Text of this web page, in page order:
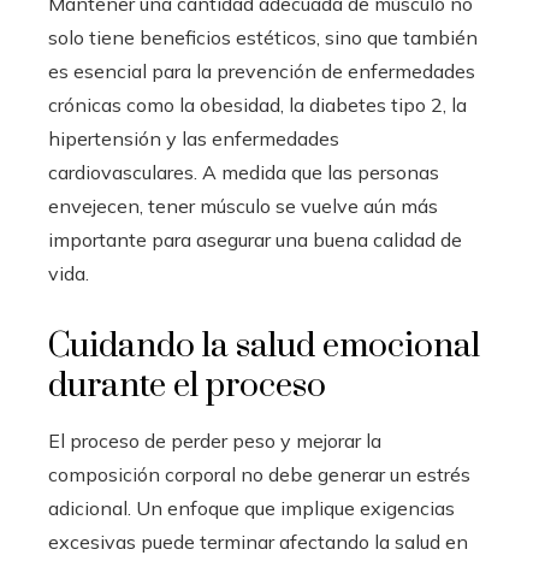
solo tiene beneficios estéticos, sino que también
es esencial para la prevención de enfermedades
crónicas como la obesidad, la diabetes tipo 2, la
hipertensión y las enfermedades
cardiovasculares. A medida que las personas
envejecen, tener músculo se vuelve aún más
importante para asegurar una buena calidad de
vida.
Cuidando la salud emocional
durante el proceso
El proceso de perder peso y mejorar la
composición corporal no debe generar un estrés
adicional. Un enfoque que implique exigencias
excesivas puede terminar afectando la salud en